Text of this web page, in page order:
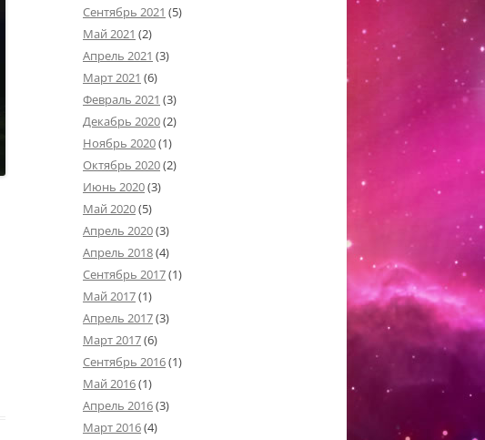
Сентябрь 2021 (5)
Май 2021 (2)
Апрель 2021 (3)
Март 2021 (6)
Февраль 2021 (3)
Декабрь 2020(2)
Ноябрь 2020(1)
Октябрь 2020(2)
Июнь 2020(3)
Май 2020(5)
Апрель 2020(3)
Апрель 2018(4)
Сентябрь 2017(1)
Май 2017(1)
Апрель 2017(3)
Март 2017(6)
Сентябрь 2016(1)
Май 2016(1)
Апрель 2016(3)
Март 2016(4)